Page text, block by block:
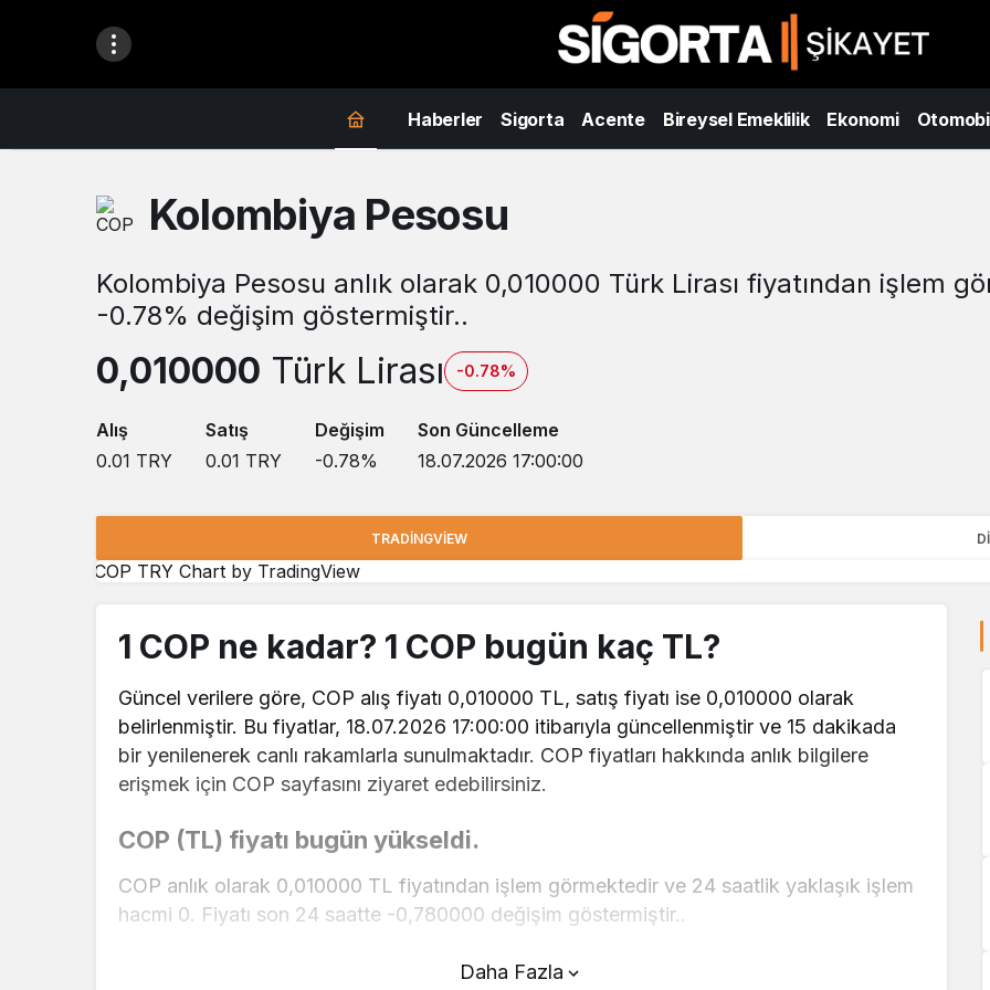
Haberler Sigorta Acente Bireysel Emeklilik Ekonomi
Kolombiya Pesosu
Kolombiya Pesosu anlık olarak 0,010000 Türk Lirası fiyatından işlem
-0.78% değişim göstermiştir..
0,010000 Türk Lirası -0.78%
Alış
0.01 TRY
Satış
0.01 TRY
Değişim
-0.78%
Son Güncelleme
18.07.2026 17:00:00
TRADINGVIEW
COP TRY Chart by TradingView
1 COP ne kadar? 1 COP bugün kaç TL?
Güncel verilere göre, COP alış fiyatı 0,010000 TL, satış fiyatı ise 0,010000 olarak
belirlenmiştir. Bu fiyatlar, 18.07.2026 17:00:00 itibarıyla güncellenmiştir ve 15 dakikada
bir yenilenerek canlı rakamlarla sunulmaktadır. COP fiyatları hakkında anlık bilgilere
erişmek için COP sayfasını ziyaret edebilirsiniz.
COP (TL) fiyatı bugün yükseldi.
COP anlık olarak 0,010000 TL fiyatından işlem görmektedir ve 24 saatlik yaklaşık işlem
hacmi 0. Fiyatı son 24 saatte -0,780000 değişim göstermiştir..
COP hesaplama işlemleri için, sayfanın üstünde yer alan çevirici aracını kullanarak
Daha Fazla